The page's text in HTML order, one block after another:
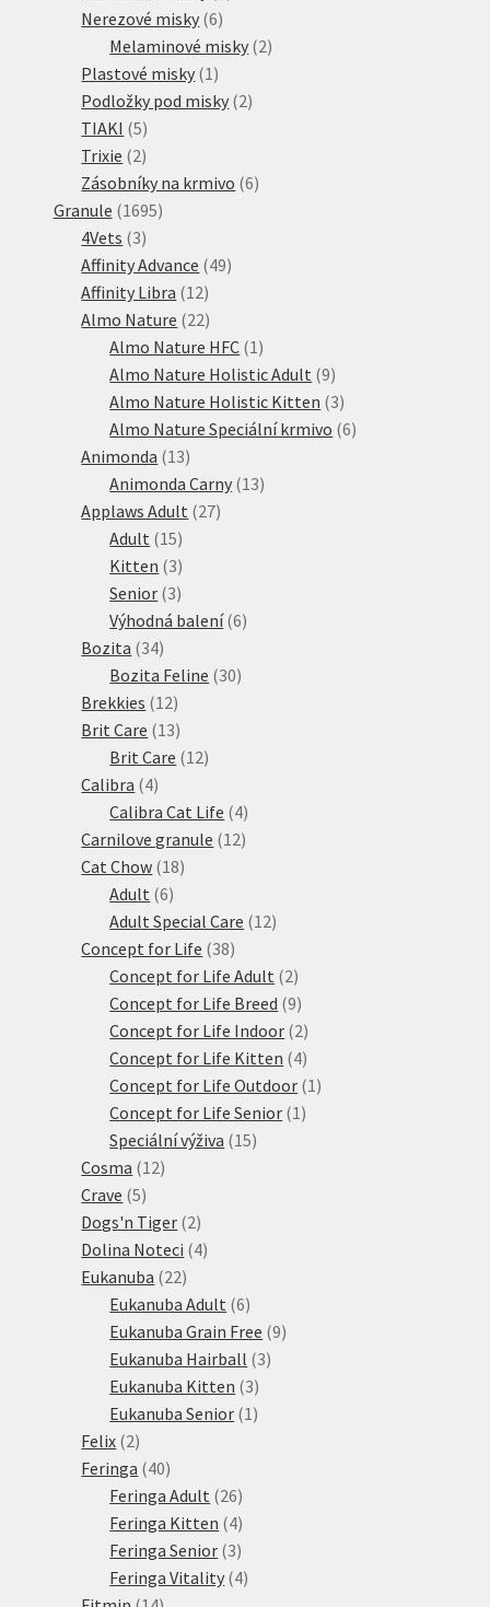
Nerezové misky 66
produktů
Melaminové misky 22
Plastové misky 1 1
produkt
Podložky pod misky 22
TIAKI 55
produktů
Trixie 22
produkty
Zásobníky na krmivo 66
Granule 16951695
4Vets 33
produkty
Affinity Advance 4949
Affinity Libra 1212
produktů
Almo Nature 2222
produktů
Almo Nature HFC 1 1
produkt
Almo Nature Holistic Adult 99
produktů
Almo Nature Holistic Kitten 33
produkty
Almo Nature Speciální krmivo 66
Animonda 1313
produktů
Animonda Carny 1313
Applaws Adult 2727
Adult 1515
produktů
Kitten 33
produkty
Senior 33
produkty
Výhodná balení 66
Bozita 3434
produktů
Bozita Feline 3030
Brekkies 1212
produktů
Brit Care 1313
produktů
Brit Care 1212
Calibra 44
produkty
Calibra Cat Life 44
produkty
Carnilove granule 1212
Cat Chow 1818
Adult 66
produktů
Adult Special Care 1212
Concept for Life 3838
produktů
Concept for Life Adult 22
produkty
Concept for Life Breed 99
produktů
Concept for Life Indoor 22
produkty
Concept for Life Kitten 44
produkty
Concept for Life Outdoor 1 1
Concept for Life Senior 1 1
Speciální výživa 1515
Cosma 1212
Crave 55
produktů
Dogs'n Tiger 22
produkty
Dolina Noteci 44
Eukanuba 2222
produktů
Eukanuba Adult 66
produktů
Eukanuba Grain Free 99
Eukanuba Hairball 33
Eukanuba Kitten 33
produkty
Eukanuba Senior 1 1
Felix 22
produkty
Feringa 4040
produktů
Feringa Adult 2626
produktů
Feringa Kitten 44
produkty
Feringa Senior 33
produkty
Feringa Vitality 44